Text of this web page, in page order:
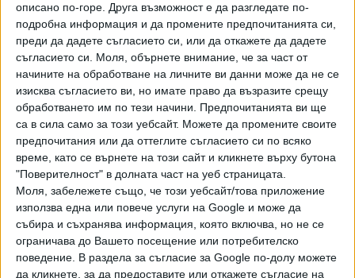
описано по-горе. Друга възможност е да разгледате по-
подробна информация и да промените предпочитанията си,
преди да дадете съгласието си, или да откажете да дадете
съгласието си. Моля, обърнете внимание, че за част от
начините на обработване на личните ви данни може да не се
изисква съгласието ви, но имате право да възразите срещу
обработването им по тези начини. Предпочитанията ви ще
са в сила само за този уебсайт. Можете да промените своите
предпочитания или да оттеглите съгласието си по всяко
време, като се върнете на този сайт и кликнете върху бутона
"Поверителност" в долната част на уеб страницата.
Моля, забележете също, че този уебсайт/това приложение
използва една или повече услуги на Google и може да
събира и съхранява информация, която включва, но не се
ограничава до Вашето посещение или потребителско
поведение. В раздела за съгласие за Google по-долу можете
да кликнете, за да предоставите или откажете съгласие на
Още следващата седмица министър Митов ще
представи на министър-председателя Росен Желязков
доклад с предложения за комплексни мерки, чиято цел е
сериозно подобряване на пътната безопасност, както е
записано и в програмата с приоритетите на
правителството.
„Крайно време е да прекратим войната на пътя, която
убива нашите деца и близки като се превръща в риск за
националната сигурност на България. В рамките на
законовите ми правомощия като министър на
вътрешните работи няма да пожаля усилия и време, за
да не допускаме повече по българските пътища да
загива бъдещето на нашата нация“, заяви министър
Митов, цитиран от пресцентъра си.